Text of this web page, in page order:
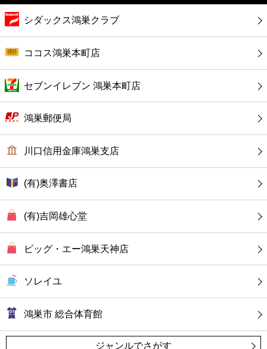
カフェ
ショッピング
銀行
公共
病院
ホテル
シダックス鴻巣クラブ
ココス鴻巣本町店
セブンイレブン 鴻巣本町店
鴻巣郵便局
川口信用金庫鴻巣支店
(有)奥澤書店
(有)吉岡雄心堂
ビッグ・エー鴻巣天神店
ソレイユ
鴻巣市 総合体育館
ジャンルでさがす